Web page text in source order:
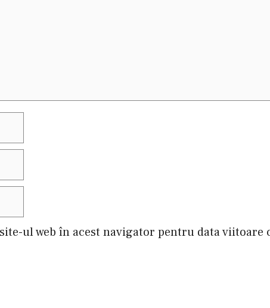
ul web în acest navigator pentru data viitoare